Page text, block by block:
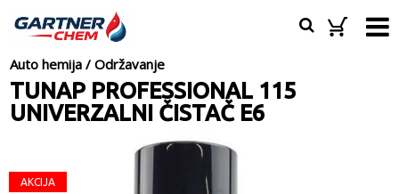
Auto hemija /Održavanje
TUNAP PROFESSIONAL 115
UNIVERZALNI ČISTAČ E6
AKCIJA